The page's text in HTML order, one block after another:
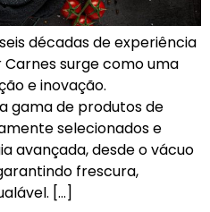
décadas de experiência
surge como uma
e inovação.
gama de produtos de
selecionados e
avançada, desde o vácuo
frescura,
[…]